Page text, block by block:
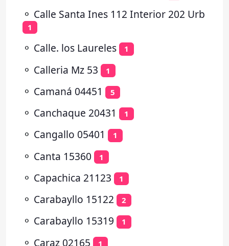
⚬ Calle Santa Ines 112 Interior 202 Urb
1
⚬ Calle. los Laureles 1
⚬ Calleria Mz 53 1
⚬ Camaná 04451 5
⚬ Canchaque 20431 1
⚬ Cangallo 05401 1
⚬ Canta 15360 1
⚬ Capachica 21123 1
⚬ Carabayllo 15122 2
⚬ Carabayllo 15319 1
⚬ Caraz 02165 1